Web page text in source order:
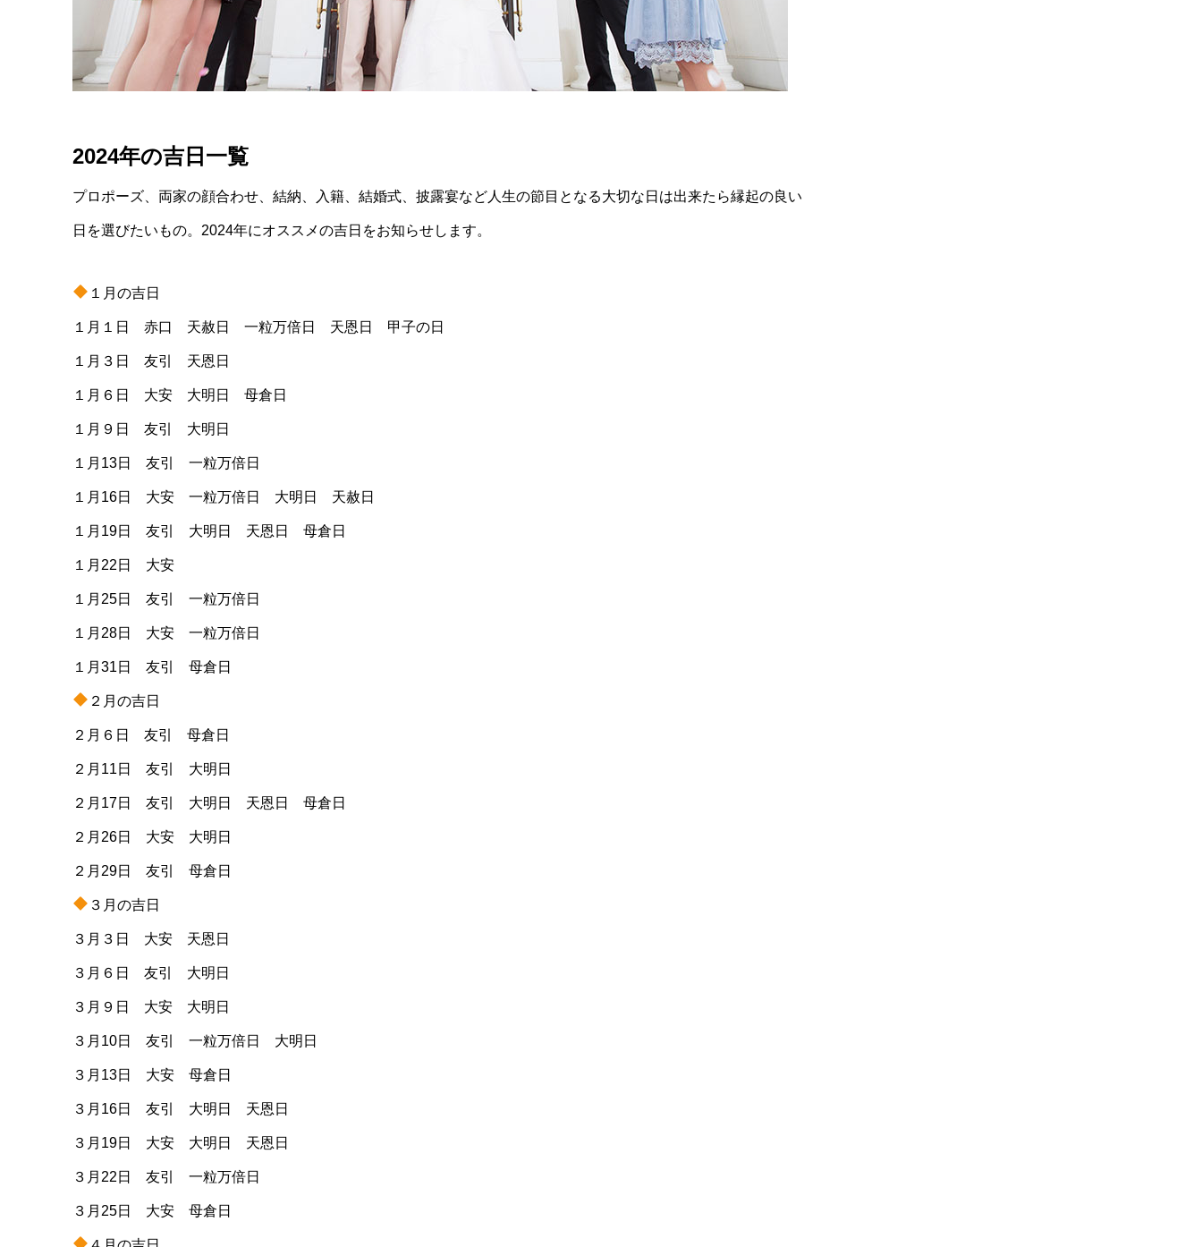
2024年の吉日一覧
プロポーズ、両家の顔合わせ、結納、入籍、結婚式、披露宴など人生の節目となる大切な日は出来たら縁起の良い
日を選びたいもの。2024年にオススメの吉日をお知らせします。
１月の吉日
１月１日 赤口 天赦日 一粒万倍日 天恩日 甲子の日
１月３日 友引 天恩日
１月６日 大安 大明日 母倉日
１月９日 友引 大明日
１月13日 友引 一粒万倍日
１月16日 大安 一粒万倍日 大明日 天赦日
１月19日 友引 大明日 天恩日 母倉日
１月22日 大安
１月25日 友引 一粒万倍日
１月28日 大安 一粒万倍日
１月31日 友引 母倉日
２月の吉日
２月６日 友引 母倉日
２月11日 友引 大明日
２月17日 友引 大明日 天恩日 母倉日
２月26日 大安 大明日
２月29日 友引 母倉日
３月の吉日
３月３日 大安 天恩日
３月６日 友引 大明日
３月９日 大安 大明日
３月10日 友引 一粒万倍日 大明日
３月13日 大安 母倉日
３月16日 友引 大明日 天恩日
３月19日 大安 大明日 天恩日
３月22日 友引 一粒万倍日
３月25日 大安 母倉日